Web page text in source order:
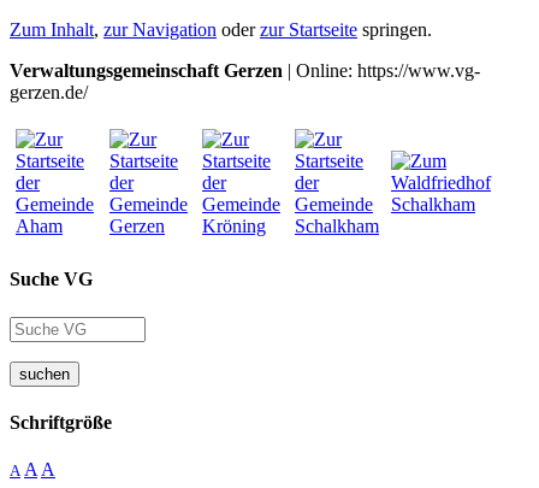
Zum Inhalt, zur Navigation oderzur Startseite springen.
Verwaltungsgemeinschaft Gerzen | Online: https://www.vg-
gerzen.de/
Suche VG
suchen
Schriftgröße
A A A